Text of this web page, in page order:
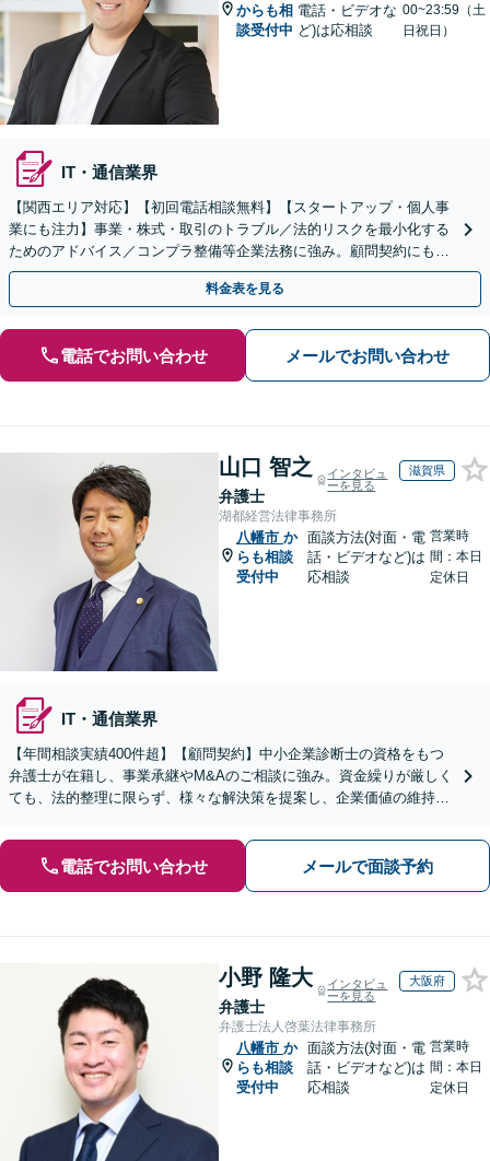
からも相
談受付中
電話・ビデオな
ど)は応相談
00~23:59（土
日祝日）
IT・通信業界
【関西エリア対応】【初回電話相談無料】【スタートアップ・個人事
業にも注力】事業・株式・取引のトラブル／法的リスクを最小化する
ためのアドバイス／コンプラ整備等企業法務に強み。顧問契約にも対
応。攻めと守りの戦略で事業成長を全力でサポートします
料金表を見る
電話でお問い合わせ メールでお問い合わせ
山口 智之
弁護士
インタビュ
ーを見る
滋賀県
湖都経営法律事務所
八幡市 か
らも相談
受付中
面談方法(対面・電
話・ビデオなど)は
応相談
営業時
間：本日
定休日
IT・通信業界
【年間相談実績400件超】【顧問契約】中小企業診断士の資格をもつ
弁護士が在籍し、事業承継やM&Aのご相談に強み。資金繰りが厳しく
ても、法的整理に限らず、様々な解決策を提案し、企業価値の維持・
電話でお問い合わせ メールで面談予約
小野 隆大
弁護士
インタビュ
ーを見る
大阪府
弁護士法人啓葉法律事務所
八幡市 か
らも相談
受付中
面談方法(対面・電
話・ビデオなど)は
応相談
営業時
間：本日
定休日